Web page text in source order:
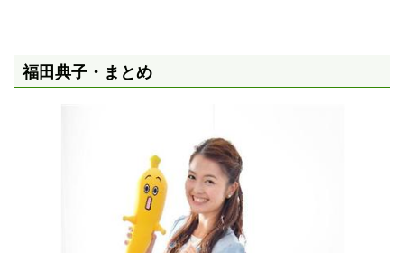
福田典子・まとめ